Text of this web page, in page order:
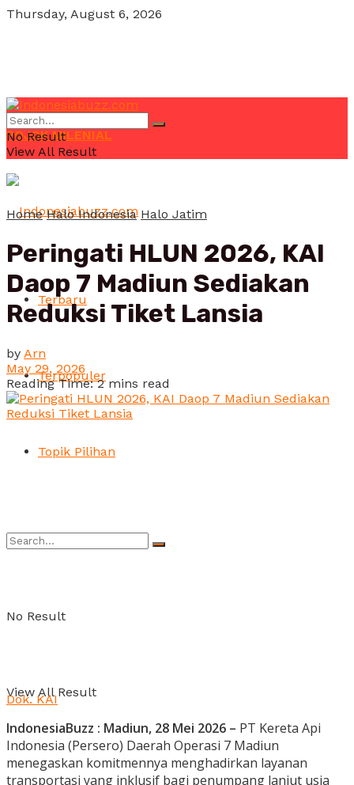
Thursday, August 6, 2026
POJOK MILENIAL
Terbaru
Terpopuler
Topik Pilihan
No Result
View All Result
No Result
View All Result
Home Halo Indonesia Halo Jatim
Peringati HLUN 2026, KAI
Daop 7 Madiun Sediakan
Reduksi Tiket Lansia
by Arn
May 29, 2026
Reading Time: 2 mins read
Dok. KAI
IndonesiaBuzz : Madiun, 28 Mei 2026 – PT Kereta Api
Indonesia (Persero) Daerah Operasi 7 Madiun
menegaskan komitmennya menghadirkan layanan
transportasi yang inklusif bagi penumpang lanjut usia